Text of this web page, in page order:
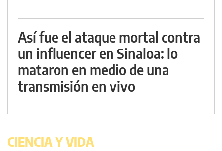
Así fue el ataque mortal contra
un influencer en Sinaloa: lo
mataron en medio de una
transmisión en vivo
CIENCIA Y VIDA